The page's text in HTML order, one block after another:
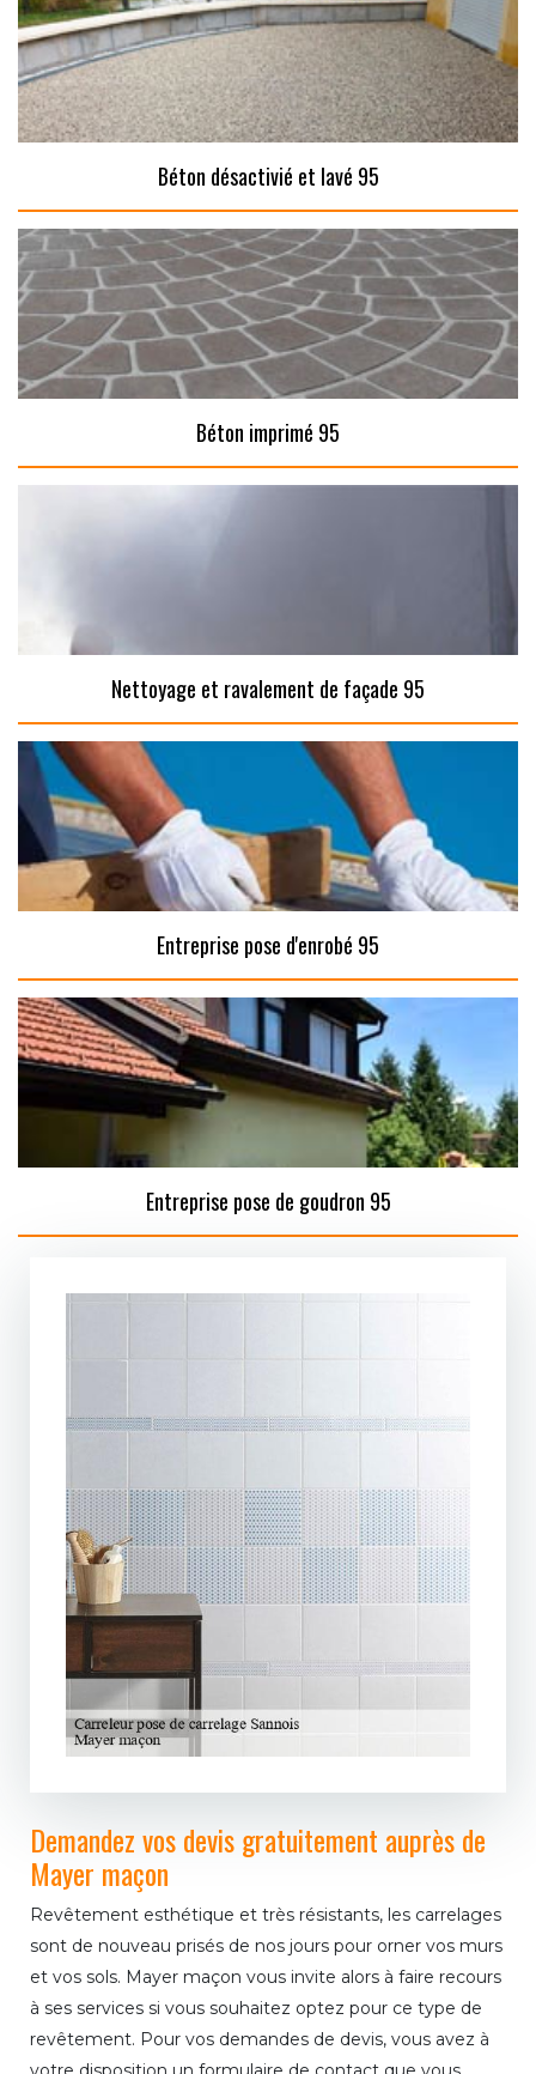
Béton désactivié et lavé 95
Béton imprimé 95
Nettoyage et ravalement de façade 95
Entreprise pose d'enrobé 95
Entreprise pose de goudron 95
Demandez vos devis gratuitement auprès de
Mayer maçon
Revêtement esthétique et très résistants, les carrelages
sont de nouveau prisés de nos jours pour orner vos murs
et vos sols. Mayer maçon vous invite alors à faire recours
à ses services si vous souhaitez optez pour ce type de
revêtement. Pour vos demandes de devis, vous avez à